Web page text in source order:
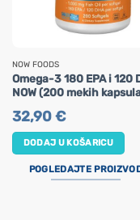
NOW FOODS
Omega-3 180 EPA i 120
NOW (200 mekih
32,90€
DODAJ U KOŠARICU
POGLEDAJTE